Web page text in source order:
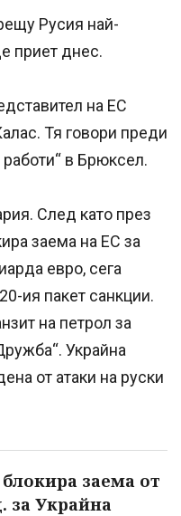
Русия най-
приет днес.
на ЕС
Тя говори преди
в Брюксел.
След като през
заема на ЕС за
евро, сега
ия пакет санкции.
на петрол за
Украйна
от атаки на руски
заема от
за Украйна